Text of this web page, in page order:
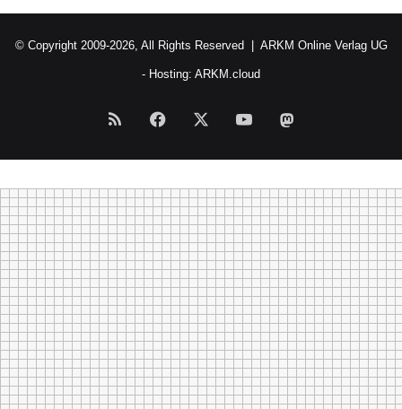
© Copyright 2009-2026, All Rights Reserved | ARKM Online Verlag UG
- Hosting: ARKM.cloud
RSS Facebook YouTube